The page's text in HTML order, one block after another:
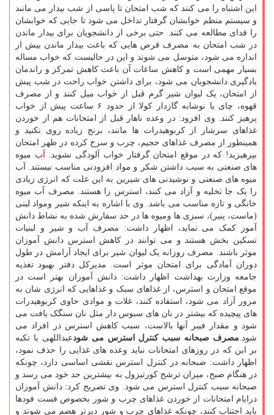
این اشتباه را می کنند که شب امتحان تا پاسی از شب بیدار می مانند
و سیستم منظم خوابشان گرفتار تداخل می شود تا جایی که خوابشان
را فدای مطالعه می کنند. حتی برخی از دانشجویان برای بیدار ماندن
در شب امتحان به مصرف قرص هایی که باعث بیدار ماندن بیش از
اندازه می شود، متوسل می شوند و این در حالیست که خواب مساله
بسیار مهمی است و کاهش ساعات آن باعث کاهش تمرکز و راندمان
یادگیری دانشجویان می شود، برای داشتن خواب راحت در شب پیش
از امتحان، یک لیوان شیر گرم قبل از خواب میل کنند و از مصرف
قهوه، چای یا نوشابه گازدار کولا از حدود ۶ ساعت پیش از خواب
پرهیز کنند. وی افزود: در وعده ناهار قبل از امتحانات هم از خوردن
غذاهای سرشار از کربوهیدرات ها مانند، برنج زیاده روی نکنید و
همینطور از مصرف غذاهای حجیم، چرب و سرخ کرده در ظهر امتحان
بپرهیزید! که در موقع امتحان گرفتار خواب آلودگی نشوید.
آب میوه
های صنعتی به سبب داشتن شکر و مواد افزودنی مناسب نیستند. آب
میوه های صنعتی و نوشیدنی های شیرین به این علت که انرژی زیادی
را یک جا تخلیه و آزاد می کنند، استرس زا هستند. مصرف آب میوه
خانگی و تازه مناسب می باشد. وی با اشاره به اینکه شیر ومواد لبنی
(ماست، پنیر)، سبزی ها ومیوه ها در حد سفارش شده به نشاط دانش
آموز کمک می نماید، اظهار داشت: مصرف آب و شیر و لبنیات
تسکین بخش هستند و می توانند در کاهش استرس دانش آموزان
موثر باشند. مصرف روزانه یک لیوان شیر برای ایجاد آرامش در طول
دوران آمادگی برای امتحان موثر است. مدیرکل دفتر بهبود تغذیه
جامعه وزارت بهداشت اظهار داشت: دانش آموزان بهتر است در
موقع امتحان و استرس، از غذاهای سبک و غذاهایی که انرژی شان به
مرور آزاد می شود، استفاده کنند، غلات و موادی حاوی کربوهیدرات
های پیچیده که بیشتر در نان های سبوس دار مثل نان سنگک یافت می
شود و مقدار فیبر آنها بالاست، سبب کاهش استرس در افراد می
شود.مصرف صبحانه سبب کنترل استرس می شودعبداللهی با تکیه
بر این که در روزهای امتحانات نباید وعده های غذایی را حذف نمود،
اظهار داشت: صبحانه در کنترل استرس نقشی اساسی دارد، چونکه
در هنگام صبح، میزان ترشح کورتیزول به بیشترین حد خود می رسد و
صبحانه سبب کنترل استرس می شود. وی تصریح کرد: دانش آموزان
درایام امتحانات از خوردن غذاهای چرب و شور بخصوص فست فودها
باید اجتناب کنند، چونکه غذاهای چرب و شور دیرتر هضم می شوند و